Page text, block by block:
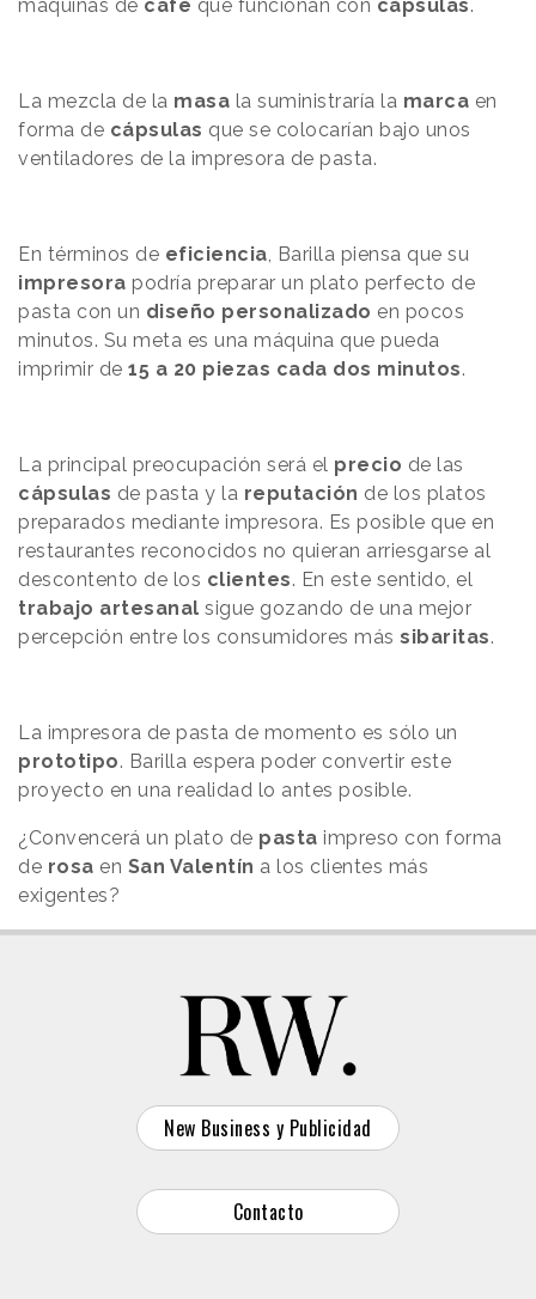
máquinas de café que funcionan con cápsulas.
La mezcla de la masa la suministraría la marca en
forma de cápsulas que se colocarían bajo unos
ventiladores de la impresora de pasta.
En términos de eficiencia , Barilla piensa que su
impresora podría preparar un plato perfecto de
pasta con un diseño personalizado en pocos
minutos. Su meta es una máquina que pueda
imprimir de 15 a 20 piezas cada dos minutos.
La principal preocupación será el precio de las
cápsulas de pasta y la reputación de los platos
preparados mediante impresora. Es posible que en
restaurantes reconocidos no quieran arriesgarse al
descontento de los clientes. En este sentido, el
trabajo artesanal sigue gozando de una mejor
percepción entre los consumidores más sibaritas.
La impresora de pasta de momento es sólo un
prototipo. Barilla espera poder convertir este
proyecto en una realidad lo antes posible.
¿Convencerá un plato de pasta impreso con forma
de rosa en San Valentín a los clientes más
exigentes?
New Business y Publicidad
Contacto